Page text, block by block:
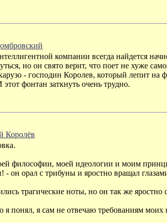
компании всегда найдется
но он свято верит, что поет не хуже
- господин Королев, который лепит
фонтан заткнуть очень трудно.
Королёв
философии, моей идеологии и моим
- он орал с трибуны и яростно вращал
трагические ноты, но он так же яростно
я понял, я сам не отвечаю требованиям